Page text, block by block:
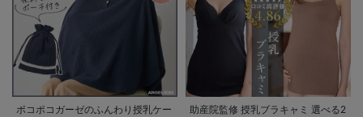
ポコポコガーゼのふんわり授乳ケー
助産院監修 授乳ブラキャミ 選べる2